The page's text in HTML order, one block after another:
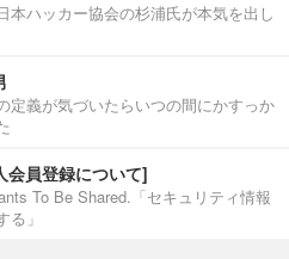
本ハッカー協会の杉浦氏が本気を出し
定義が気づいたらいつの間にかすっか
会員登録について]
To Be Shared.「セキュリティ情報
」